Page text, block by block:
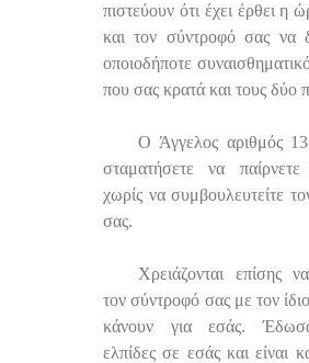
πιστεύουν ότι έχει έρθει η
και τον σύντροφό σας να
οποιοδήποτε
που σας κρατά και τους δύο
Ο Άγγελος αριθμός
σταματήσετε να παίρνετε
χωρίς να συμβουλευτείτε
σας.
Χρειάζονται επίσης
τον σύντροφό σας με τον
κάνουν για εσάς.
ελπίδες σε εσάς και είναι